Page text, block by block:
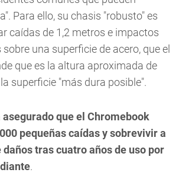
Para ello, su chasis "robusto" es
caídas de 1,2 metros e impactos
una superficie de acero, que el
que es la altura aproximada de
superficie "más dura posible".
asegurado que el Chromebook
pequeñas caídas y sobrevivir a
tras cuatro años de uso por
.